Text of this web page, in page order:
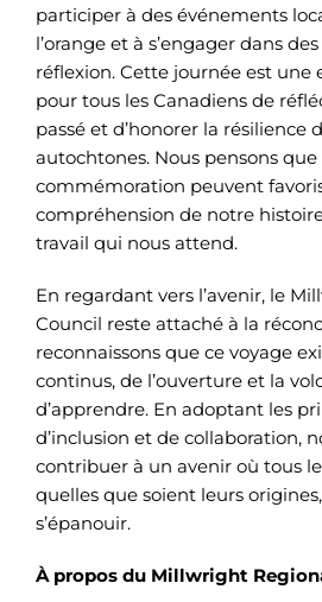
participer à des événements
l’orange et à s’engager dans
réflexion. Cette journée est une
pour tous les Canadiens de
passé et d’honorer la résilience
autochtones. Nous pensons que
commémoration peuvent
compréhension de notre
travail qui nous attend.
En regardant vers l’avenir, le
Council reste attaché à la
reconnaissons que ce voyage
continus, de l’ouverture et la
d’apprendre. En adoptant les
d’inclusion et de collaboration,
contribuer à un avenir où tous
quelles que soient leurs
s’épanouir.
À propos du Millwright